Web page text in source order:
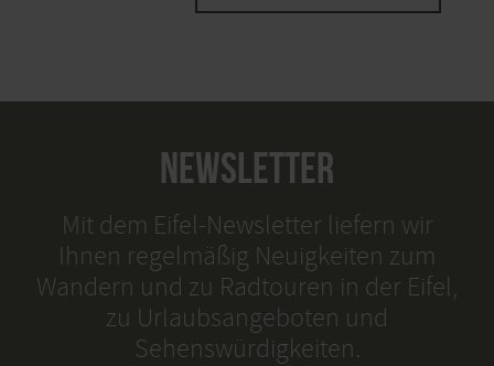
NEWSLETTER
Mit dem Eifel-Newsletter liefern wir
Ihnen regelmäßig Neuigkeiten zum
Wandern und zu Radtouren in der Eifel,
zu Urlaubsangeboten und
Sehenswürdigkeiten.